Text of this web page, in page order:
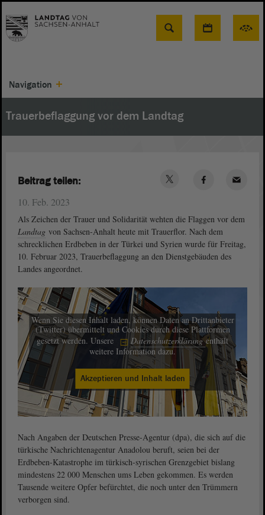
Suche
Navigation
Trauerbeflaggung vor dem Landtag
10. Feb. 2023
Als Zeichen der Trauer und Solidarität wehten die Flaggen vor dem
Landtag von Sachsen-Anhalt heute mit Trauerflor. Nach dem
schrecklichen Erdbeben in der Türkei und Syrien wurde für Freitag,
10. Februar 2023, Trauerbeflaggung an den Dienstgebäuden des
Landes angeordnet.
Wenn Sie diesen Inhalt laden, können Daten an Drittanbieter
(Twitter) übermittelt und Cookies durch diese Plattformen
gesetzt werden. Unsere
Datenschutzerklärungenthält
weitere Information dazu.
Akzeptieren und Inhalt laden
Nach Angaben der Deutschen Presse-Agentur (dpa), die sich auf die
türkische Nachrichtenagentur Anadolou beruft, seien bei der
Erdbeben-Katastrophe im türkisch-syrischen Grenzgebiet bislang
mindestens 22 000 Menschen ums Leben gekommen. Es werden
Tausende weitere Opfer befürchtet, die noch unter den Trümmern
verborgen sind.
Beitrag teilen: